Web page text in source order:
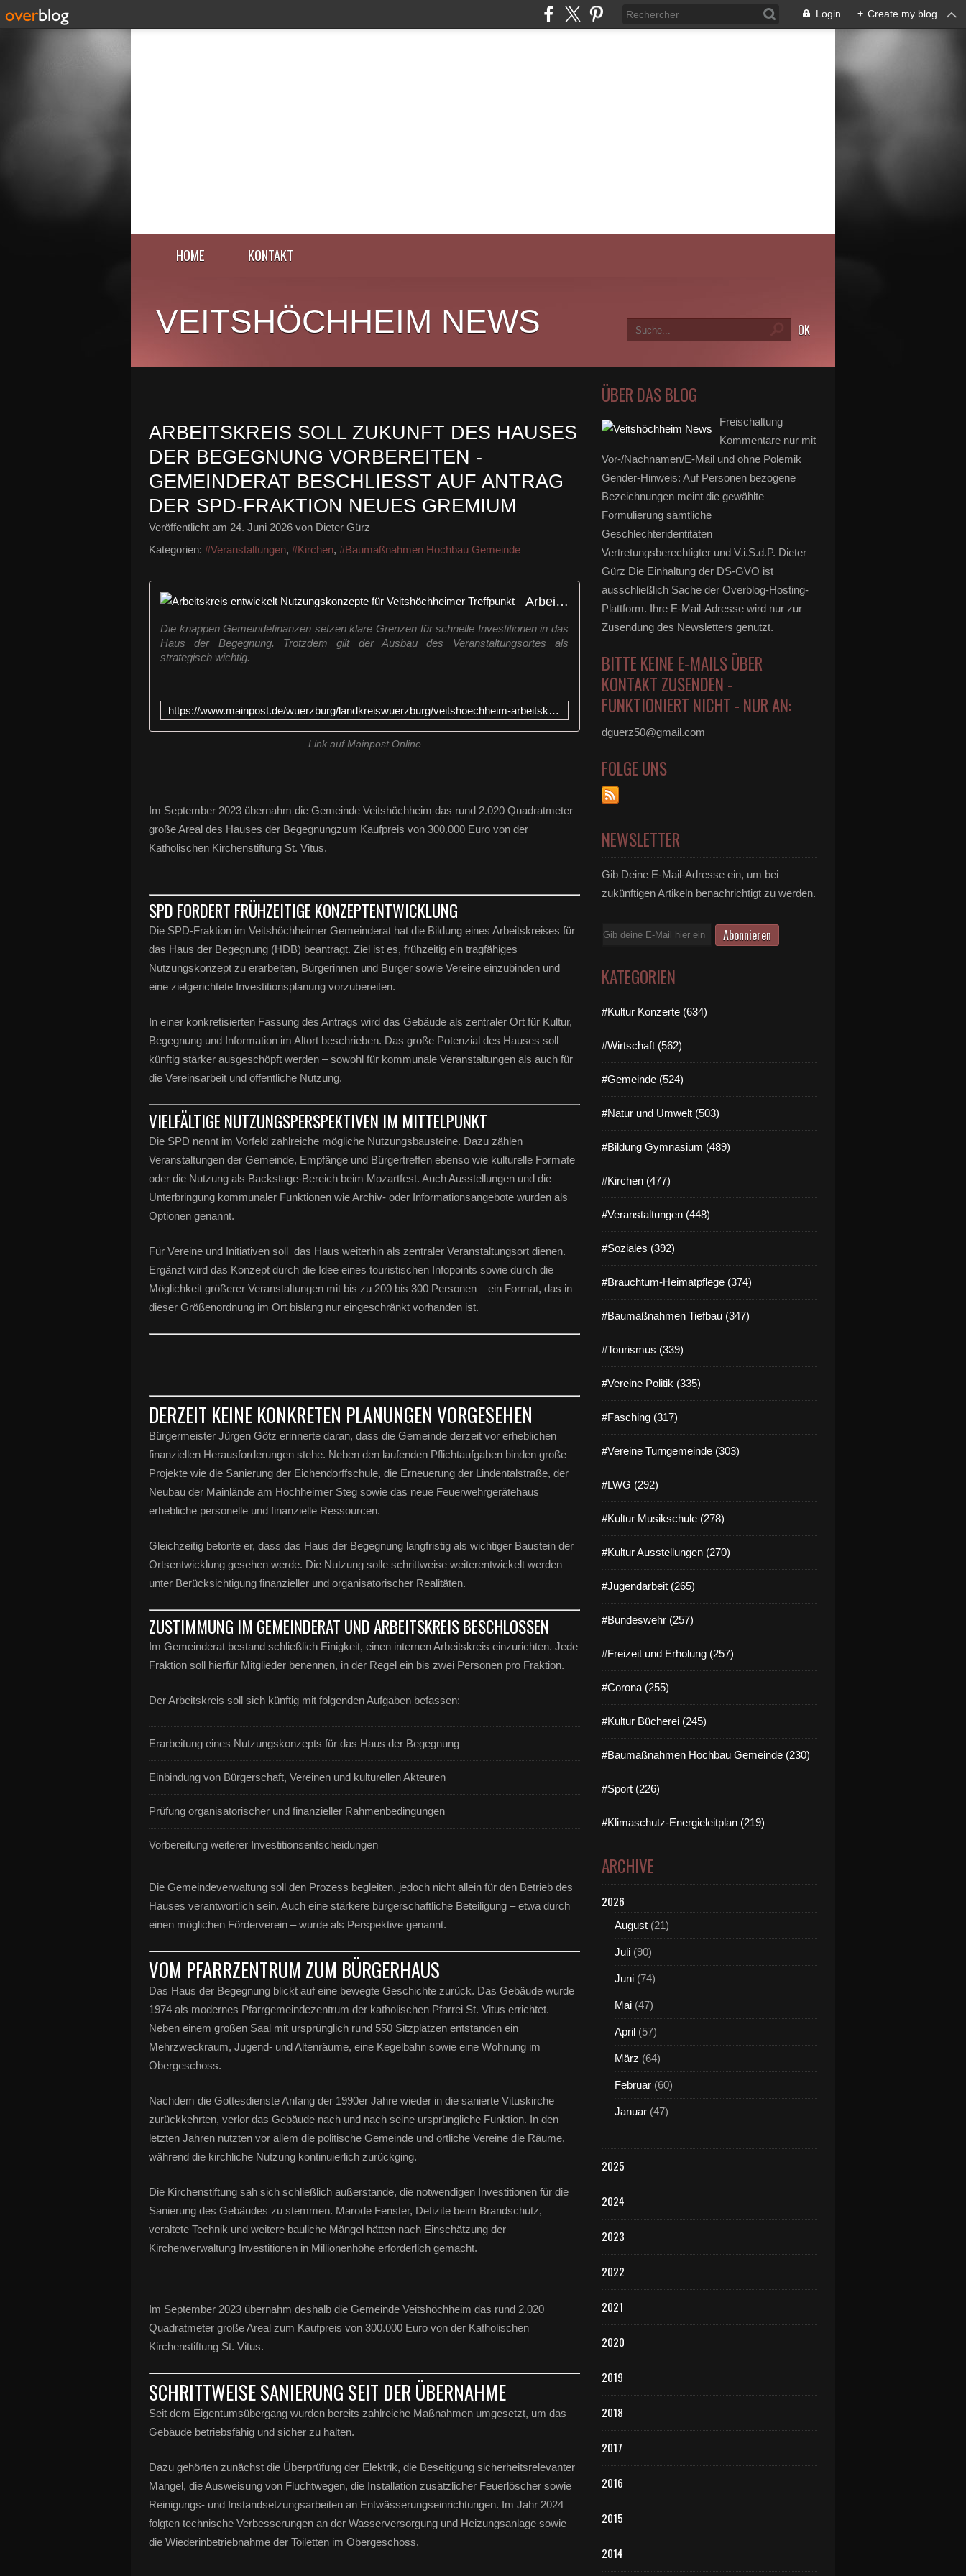
Login + Create my blog
HOME KONTAKT
VEITSHÖCHHEIM NEWS
ARBEITSKREIS SOLL ZUKUNFT DES HAUSES
DER BEGEGNUNG VORBEREITEN -
GEMEINDERAT BESCHLIESST AUF ANTRAG D
ER SPD-FRAKTION NEUES GREMIUM
Veröffentlicht am 24. Juni 2026 von Dieter Gürz
Kategorien: #Veranstaltungen, #Kirchen, #Baumaßnahmen Hochbau Gemeinde
Arbeitskreis entwickelt Nutzungskonzepte für Veitshöchheimer Treffpunkt
Die knappen Gemeindefinanzen setzen klare Grenzen für schnelle Investitionen in das
Haus der Begegnung. Trotzdem gilt der Ausbau des Veranstaltungsortes als
strategisch wichtig.
https://www.mainpost.de/wuerzburg/landkreiswuerzburg/veitshoechheim-arbeitskreis-entwickelt-nutzungskonzepte-fuer-veitshoechheimer-treffpunkt-114373321
Link auf Mainpost Online
Im September 2023 übernahm die Gemeinde Veitshöchheim das rund 2.020 Quadratmeter
große Areal des Hauses der Begegnungzum Kaufpreis von 300.000 Euro von der
Katholischen Kirchenstiftung St. Vitus.
SPD FORDERT FRÜHZEITIGE KONZEPTENTWICKLUNG
Die SPD-Fraktion im Veitshöchheimer Gemeinderat hat die Bildung eines Arbeitskreises für
das Haus der Begegnung (HDB) beantragt. Ziel ist es, frühzeitig ein tragfähiges
Nutzungskonzept zu erarbeiten, Bürgerinnen und Bürger sowie Vereine einzubinden und
eine zielgerichtete Investitionsplanung vorzubereiten.
In einer konkretisierten Fassung des Antrags wird das Gebäude als zentraler Ort für Kultur,
Begegnung und Information im Altort beschrieben. Das große Potenzial des Hauses soll
künftig stärker ausgeschöpft werden – sowohl für kommunale Veranstaltungen als auch für
die Vereinsarbeit und öffentliche Nutzung.
VIELFÄLTIGE NUTZUNGSPERSPEKTIVEN IM MITTELPUNKT
Die SPD nennt im Vorfeld zahlreiche mögliche Nutzungsbausteine. Dazu zählen
Veranstaltungen der Gemeinde, Empfänge und Bürgertreffen ebenso wie kulturelle Formate
oder die Nutzung als Backstage-Bereich beim Mozartfest. Auch Ausstellungen und die
Unterbringung kommunaler Funktionen wie Archiv- oder Informationsangebote wurden als
Optionen genannt.
Für Vereine und Initiativen soll das Haus weiterhin als zentraler Veranstaltungsort dienen.
Ergänzt wird das Konzept durch die Idee eines touristischen Infopoints sowie durch die
Möglichkeit größerer Veranstaltungen mit bis zu 200 bis 300 Personen – ein Format, das in
dieser Größenordnung im Ort bislang nur eingeschränkt vorhanden ist.
DERZEIT KEINE KONKRETEN PLANUNGEN VORGESEHEN
Bürgermeister Jürgen Götz erinnerte daran, dass die Gemeinde derzeit vor erheblichen
finanziellen Herausforderungen stehe. Neben den laufenden Pflichtaufgaben binden große
Projekte wie die Sanierung der Eichendorffschule, die Erneuerung der Lindentalstraße, der
Neubau der Mainlände am Höchheimer Steg sowie das neue Feuerwehrgerätehaus
erhebliche personelle und finanzielle Ressourcen.
Gleichzeitig betonte er, dass das Haus der Begegnung langfristig als wichtiger Baustein der
Ortsentwicklung gesehen werde. Die Nutzung solle schrittweise weiterentwickelt werden –
unter Berücksichtigung finanzieller und organisatorischer Realitäten.
ZUSTIMMUNG IM GEMEINDERAT UND ARBEITSKREIS BESCHLOSSEN
Im Gemeinderat bestand schließlich Einigkeit, einen internen Arbeitskreis einzurichten. Jede
Fraktion soll hierfür Mitglieder benennen, in der Regel ein bis zwei Personen pro Fraktion.
Der Arbeitskreis soll sich künftig mit folgenden Aufgaben befassen:
Erarbeitung eines Nutzungskonzepts für das Haus der Begegnung
Einbindung von Bürgerschaft, Vereinen und kulturellen Akteuren
Prüfung organisatorischer und finanzieller Rahmenbedingungen
Vorbereitung weiterer Investitionsentscheidungen
Die Gemeindeverwaltung soll den Prozess begleiten, jedoch nicht allein für den Betrieb des
Hauses verantwortlich sein. Auch eine stärkere bürgerschaftliche Beteiligung – etwa durch
einen möglichen Förderverein – wurde als Perspektive genannt.
VOM PFARRZENTRUM ZUM BÜRGERHAUS
Das Haus der Begegnung blickt auf eine bewegte Geschichte zurück. Das Gebäude wurde
1974 als modernes Pfarrgemeindezentrum der katholischen Pfarrei St. Vitus errichtet.
Neben einem großen Saal mit ursprünglich rund 550 Sitzplätzen entstanden ein
Mehrzweckraum, Jugend- und Altenräume, eine Kegelbahn sowie eine Wohnung im
Obergeschoss.
Nachdem die Gottesdienste Anfang der 1990er Jahre wieder in die sanierte Vituskirche
zurückkehrten, verlor das Gebäude nach und nach seine ursprüngliche Funktion. In den
letzten Jahren nutzten vor allem die politische Gemeinde und örtliche Vereine die Räume,
während die kirchliche Nutzung kontinuierlich zurückging.
Die Kirchenstiftung sah sich schließlich außerstande, die notwendigen Investitionen für die
Sanierung des Gebäudes zu stemmen. Marode Fenster, Defizite beim Brandschutz,
veraltete Technik und weitere bauliche Mängel hätten nach Einschätzung der
Kirchenverwaltung Investitionen in Millionenhöhe erforderlich gemacht.
Im September 2023 übernahm deshalb die Gemeinde Veitshöchheim das rund 2.020
Quadratmeter große Areal zum Kaufpreis von 300.000 Euro von der Katholischen
Kirchenstiftung St. Vitus.
SCHRITTWEISE SANIERUNG SEIT DER ÜBERNAHME
Seit dem Eigentumsübergang wurden bereits zahlreiche Maßnahmen umgesetzt, um das
Gebäude betriebsfähig und sicher zu halten.
Dazu gehörten zunächst die Überprüfung der Elektrik, die Beseitigung sicherheitsrelevanter
Mängel, die Ausweisung von Fluchtwegen, die Installation zusätzlicher Feuerlöscher sowie
Reinigungs- und Instandsetzungsarbeiten an Entwässerungseinrichtungen. Im Jahr 2024
folgten technische Verbesserungen an der Wasserversorgung und Heizungsanlage sowie
die Wiederinbetriebnahme der Toiletten im Obergeschoss.
ÜBER DAS BLOG
Freischaltung
Kommentare nur mit
Vor-/Nachnamen/E-Mail und ohne Polemik
Gender-Hinweis: Auf Personen bezogene
Bezeichnungen meint die gewählte
Formulierung sämtliche
Geschlechteridentitäten
Vertretungsberechtigter und V.i.S.d.P. Dieter
Gürz Die Einhaltung der DS-GVO ist
ausschließlich Sache der Overblog-Hosting-
Plattform. Ihre E-Mail-Adresse wird nur zur
Zusendung des Newsletters genutzt.
BITTE KEINE E-MAILS ÜBER
KONTAKT ZUSENDEN -
FUNKTIONIERT NICHT - NUR AN:
dguerz50@gmail.com
FOLGE UNS
NEWSLETTER
Gib Deine E-Mail-Adresse ein, um bei
zukünftigen Artikeln benachrichtigt zu werden.
E-
KATEGORIEN
#Kultur Konzerte (634)
#Wirtschaft (562)
#Gemeinde (524)
#Natur und Umwelt (503)
#Bildung Gymnasium (489)
#Kirchen (477)
#Veranstaltungen (448)
#Soziales (392)
#Brauchtum-Heimatpflege (374)
#Baumaßnahmen Tiefbau (347)
#Tourismus (339)
#Vereine Politik (335)
#Fasching (317)
#Vereine Turngemeinde (303)
#LWG (292)
#Kultur Musikschule (278)
#Kultur Ausstellungen (270)
#Jugendarbeit (265)
#Bundeswehr (257)
#Freizeit und Erholung (257)
#Corona (255)
#Kultur Bücherei (245)
#Baumaßnahmen Hochbau Gemeinde (230)
#Sport (226)
#Klimaschutz-Energieleitplan (219)
ARCHIVE
2026
August (21)
Juli (90)
Juni (74)
Mai (47)
April (57)
März (64)
Februar (60)
Januar (47)
2025
2024
2023
2022
2021
2020
2019
2018
2017
2016
2015
2014